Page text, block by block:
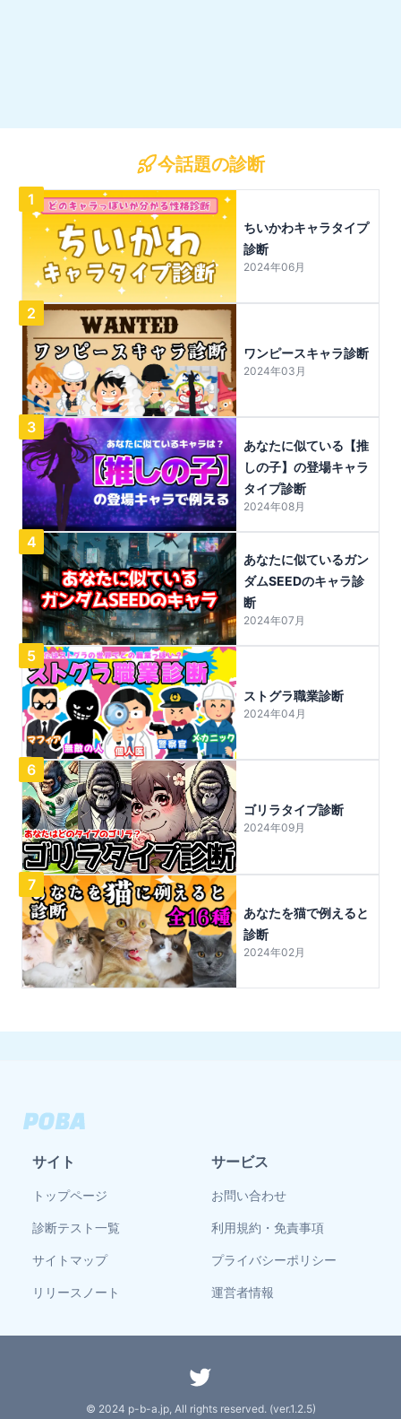
今話題の診断
1
ちいかわキャラタイプ
診断
2024年06月
2
ワンピースキャラ診断
2024年03月
3
あなたに似ている【推
しの子】の登場キャラ
タイプ診断
2024年08月
4
あなたに似ているガン
ダムSEEDのキャラ診
断
2024年07月
5
ストグラ職業診断
2024年04月
6
ゴリラタイプ診断
2024年09月
7
あなたを猫で例えると
診断
2024年02月
サイト
トップページ
診断テスト一覧
サイトマップ
リリースノート
サービス
お問い合わせ
利用規約・免責事項
プライバシーポリシー
運営者情報
© 2024 p-b-a.jp, All rights reserved. (ver.1.2.5)